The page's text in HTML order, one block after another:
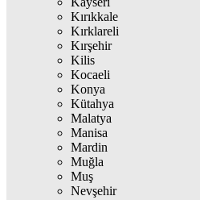
Kırıkkale
Kırklareli
Kırşehir
Kilis
Kocaeli
Konya
Kütahya
Malatya
Manisa
Mardin
Muğla
Muş
Nevşehir